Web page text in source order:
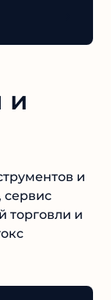
и
и
торговли и